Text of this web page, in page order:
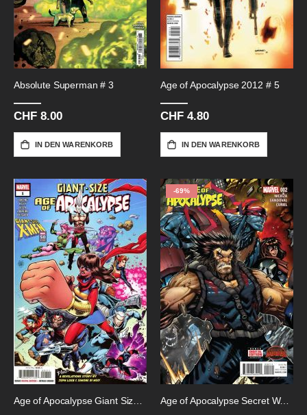
Absolute Superman # 3
CHF 8.00
IN DEN WARENKORB
Age of Apocalypse 2012 # 5
CHF 4.80
IN DEN WARENKORB
-69%
Age of Apocalypse Secret Wars # 2